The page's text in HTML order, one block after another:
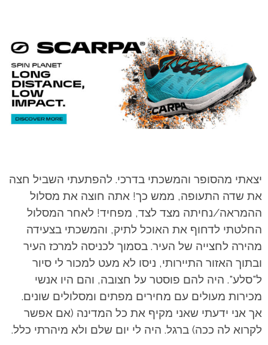
יצאתי מהסופר והמשכתי בדרכי. להפתעתי השביל חצה
את שדה התעופה, ממש כך! אתה חוצה את מסלול
ההמראה/נחיתה מצד לצד, מפחיד! לאחר המסלול
החלטתי לדחוף את האוכל לתיק, והמשכתי בצעידה
מהירה לחצייה של העיר. בסמוך לכניסה למרכז העיר
ובתוך האזור התיירותי, ניסו לא מעט למכור לי סיור
ל"סלע". היה להם פוסטר על חצובה, והם היו אנשי
מכירות מעולים עם מחירים מפתים ומסלולים שונים.
אך אני ידעתי שאני מקיף את כל המדינה (אם אפשר
לקרוא לה ככה) ברגל. היה לי יום שלם ולא מיהרתי כלל.